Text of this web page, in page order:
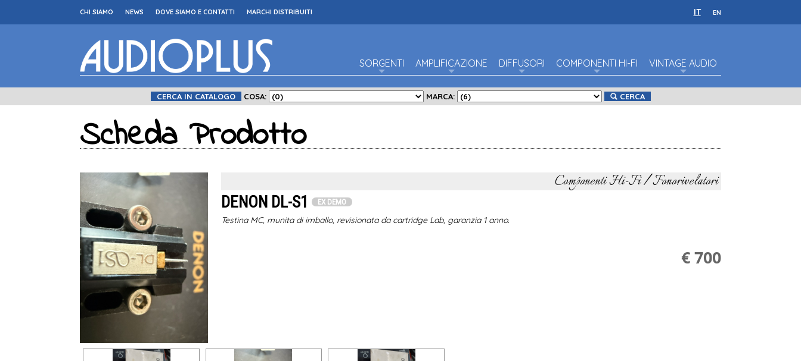
CHI SIAMO NEWS DOVE SIAMO E CONTATTI MARCHI DISTRIBUITI IT EN
SORGENTI AMPLIFICAZIONE DIFFUSORI COMPONENTI HI-FI VINTAGE AUDIO
CERCA IN CATALOGO COSA: MARCA: CERCA
Scheda Prodotto
Componenti Hi-Fi / Fonorivelatori
DENON DL-S1 EX DEMO
Testina MC, munita di imballo, revisionata da cartridge Lab, garanzia 1 anno.
€ 700